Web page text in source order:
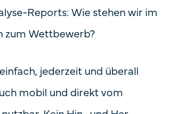
Reports: Wie stehen wir im
zum Wettbewerb?
einfach, jederzeit und überall
mobil und direkt vom